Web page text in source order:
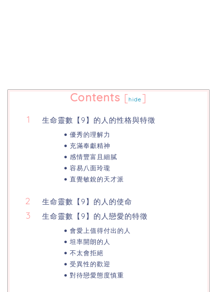
Contents [hide ]
生命靈數【9】的人的性格與特徵
優秀的理解力
充滿奉獻精神
感情豐富且細膩
容易八面玲瓏
直覺敏銳的天才派
生命靈數【9】的人的使命
生命靈數【9】的人戀愛的特徵
會愛上值得付出的人
坦率開朗的人
不太會拒絕
受異性的歡迎
對待戀愛態度慎重